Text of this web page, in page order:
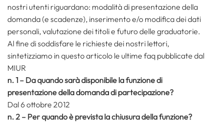
nostri utenti riguardano: modalità di presentazione della
domanda (e scadenze), inserimento e/o modifica dei dati
personali, valutazione dei titoli e futuro delle graduatorie.
Al fine di soddisfare le richieste dei nostri lettori,
sintetizziamo in questo articolo le ultime faq pubblicate dal
MIUR
n. 1 – Da quando sarà disponibile la funzione di
presentazione della domanda di partecipazione?
Dal 6 ottobre 2012
n. 2 – Per quando è prevista la chiusura della funzione?